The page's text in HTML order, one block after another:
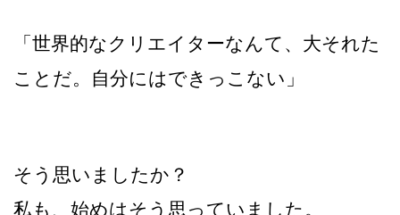
「世界的なクリエイターなんて、大それた
ことだ。自分にはできっこない」
そう思いましたか？
私も、始めはそう思っていました。